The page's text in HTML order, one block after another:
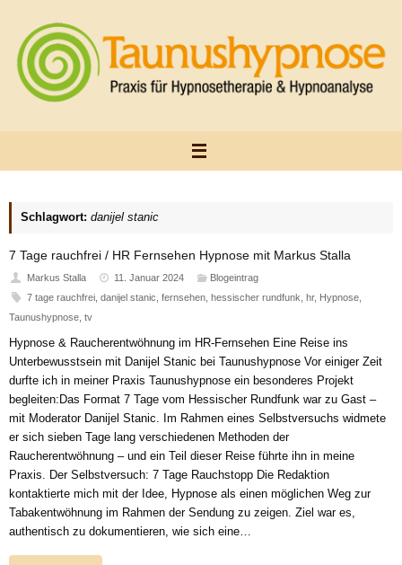
springen
Schlagwort: danijel stanic
7 Tage rauchfrei / HR Fernsehen Hypnose mit Markus Stalla
Markus Stalla 11. Januar 2024
Blogeintrag
7 tage rauchfrei, danijel stanic fernsehen, hessischer rundfunk hr, Hypnose,
Taunushypnose tv
Hypnose & Raucherentwöhnung im HR-Fernsehen Eine Reise ins
Unterbewusstsein mit Danijel Stanic bei Taunushypnose Vor einiger Zeit
durfte ich in meiner Praxis Taunushypnose ein besonderes Projekt
begleiten:Das Format 7 Tage vom Hessischer Rundfunk war zu Gast –
mit Moderator Danijel Stanic. Im Rahmen eines Selbstversuchs widmete
er sich sieben Tage lang verschiedenen Methoden der
Raucherentwöhnung – und ein Teil dieser Reise führte ihn in meine
Praxis. Der Selbstversuch: 7 Tage Rauchstopp Die Redaktion
kontaktierte mich mit der Idee, Hypnose als einen möglichen Weg zur
Tabakentwöhnung im Rahmen der Sendung zu zeigen. Ziel war es,
authentisch zu dokumentieren, wie sich eine…